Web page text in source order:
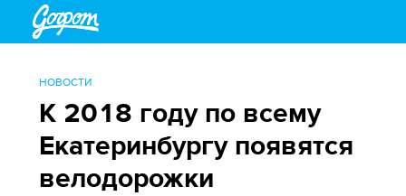
НОВОСТИ
К 2018 году по всему
Екатеринбургу появятся
велодорожки